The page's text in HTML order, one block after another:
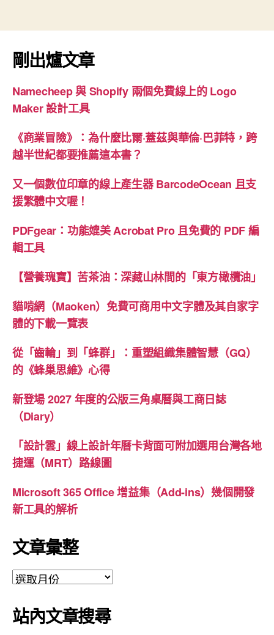
本、
與
新
的
印
黑
技”
剛出爐文章
Namecheep 與 Shopify 兩個免費線上的 Logo
Maker 設計工具
《商業冒險》：為什麼比爾·蓋茲與華倫·巴菲特，跨
越半世紀都要推薦這本書？
又一個數位印章的線上產生器 BarcodeOcean 且支
援繁體中文喔！
PDFgear：功能媲美 Acrobat Pro 且免費的 PDF 編
輯工具
【營養瑰寶】苦茶油：深藏山林間的「東方橄欖油」
貓啃網（Maoken）免費可商用中文字體及其自家字
體的下載一覽表
從「齒輪」到「蜂群」：重塑組織集體智慧（GQ）
的《蜂巢思維》心得
新登場 2027 年度的公版三角桌曆與工商日誌
（Diary）
「設計雲」線上設計年曆卡背面可附加選用台灣各地
捷運（MRT）路線圖
Microsoft 365 Office 增益集（Add-ins）幾個開發
新工具的解析
文章彙整
文
彙
整
站內文章搜尋